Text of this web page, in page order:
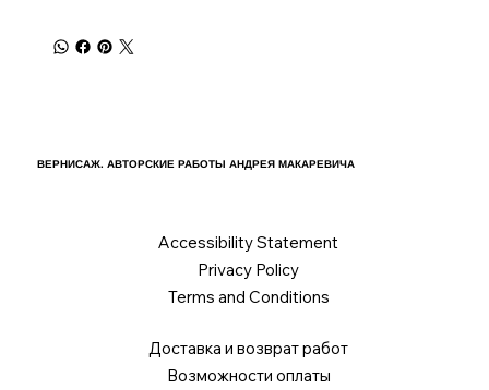
ВЕРНИСАЖ. АВТОРСКИЕ РАБОТЫ АНДРЕЯ МАКАРЕВИЧА
Accessibility Statement
Privacy Policy
Terms and Conditions
Доставка и возврат работ
Возможности оплаты